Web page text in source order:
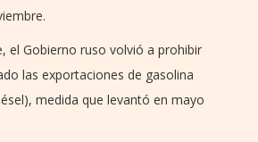
el Gobierno ruso volvió a prohibir
las exportaciones de gasolina
medida que levantó en mayo